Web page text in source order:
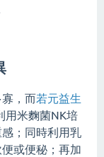
，而若元益生
用米麴菌NK培
；同時利用乳
或便秘；再加